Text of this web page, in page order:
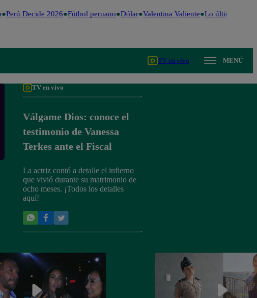
Perú Decide 2026 Fútbol peruano Dólar Valentina Valiente Lo último
TV en vivo MENÚ
TV en vivo
Válgame Dios: conoce el
testimonio de Vanessa
Terkes ante el Fiscal
La actriz contó a detalle el infierno
que vivió durante su matrimonio de
ocho meses. ¡Todos los detalles
aquí!